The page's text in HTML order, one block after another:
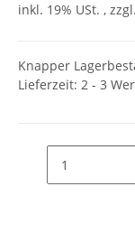
inkl. 19% USt. , zzgl.
Knapper
Lieferzeit: 2 - 3